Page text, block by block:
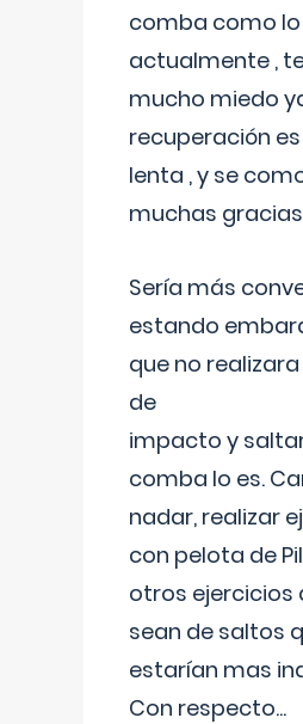
comba como
actualmente ,
mucho miedo
recuperación
lenta , y se
muchas gracias
Sería más
estando
que no
de
impacto y
comba lo es.
nadar, realizar
con pelota de
otros ejercicios
sean de saltos
estarían mas
Con respecto...